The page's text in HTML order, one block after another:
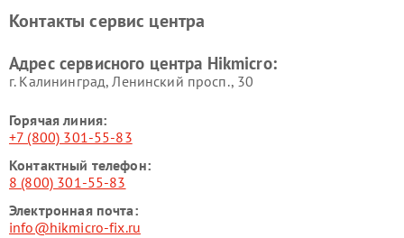
Контакты сервис центра
Адрес сервисного центра Hikmicro:
г. Калининград, Ленинский просп., 30
Горячая линия:
+7 (800) 301-55-83
Контактный телефон:
8 (800) 301-55-83
Электронная почта:
info@hikmicro-fix.ru